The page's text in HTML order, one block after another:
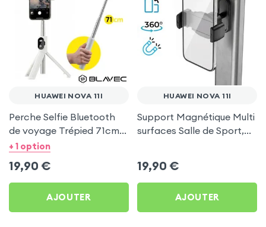
HUAWEI NOVA 11I
Perche Selfie Bluetooth
de voyage Trépied 71cm -
Blanc pour Huawei Nova
+ 1 option
19,90 €
AJOUTER
HUAWEI NOVA 11I
Support Magnétique Multi
surfaces Salle de Sport,
19,90 €
AJOUTER